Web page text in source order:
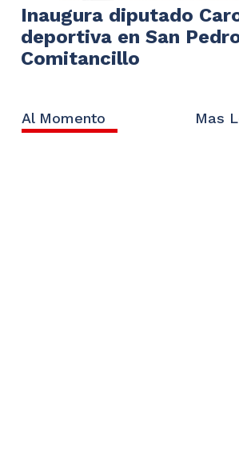
Inaugura diputado
deportiva en San
Comitancillo
Al Momento Mas